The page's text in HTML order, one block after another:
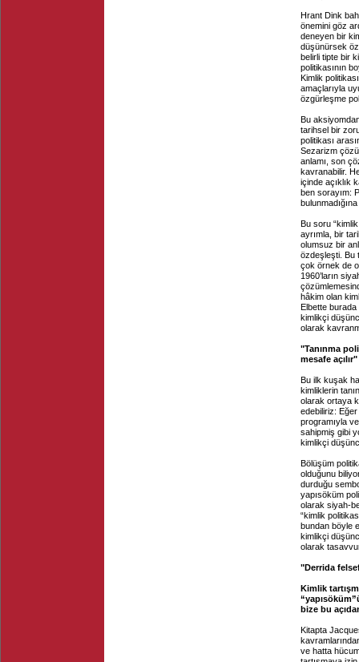
Hrant Dink
önemini göz
deneyen bir
düşünürsek
belirli tipte bir
politikasının
Kimlik
amaçlarıyla
özgürleşme
Bu
tarihsel bir
politikası
Sezarizm
anlamı, son
kavranabilir.
içinde açıklık
ben sorayım:
Bu soru
ayrımla, bir
olumsuz bir
özdeşleşti. Bu
çok örnek de
1960’ların
hâkim olan
Elbette
kimlikçi
olarak
"Tanınma
mesafe açılır"
Bu ilk kuşak
kimliklerin
olarak ortaya
edebiliriz:
programıyla
sahipmiş gibi
kimlikçi
Bölüşüm
olduğunu
durduğu
yapısöküm
olarak siyah-
“kimlik
bundan böyle
kimlikçi
olarak
"Derrida
Kimlik
bize bu
Kitapta
ve hatta